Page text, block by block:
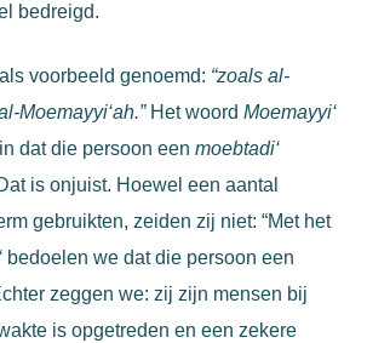
bedreigd.
voorbeeld genoemd: “zoals al-
Moemayyi‘ah.”Het woordMoemayyi‘
dat die persoon eenmoebtadi‘
is onjuist. Hoewel een aantal
gebruikten, zeiden zij niet: “Met het
bedoelen we dat die persoon een
zeggen we: zij zijn mensen bij
is opgetreden en een zekere